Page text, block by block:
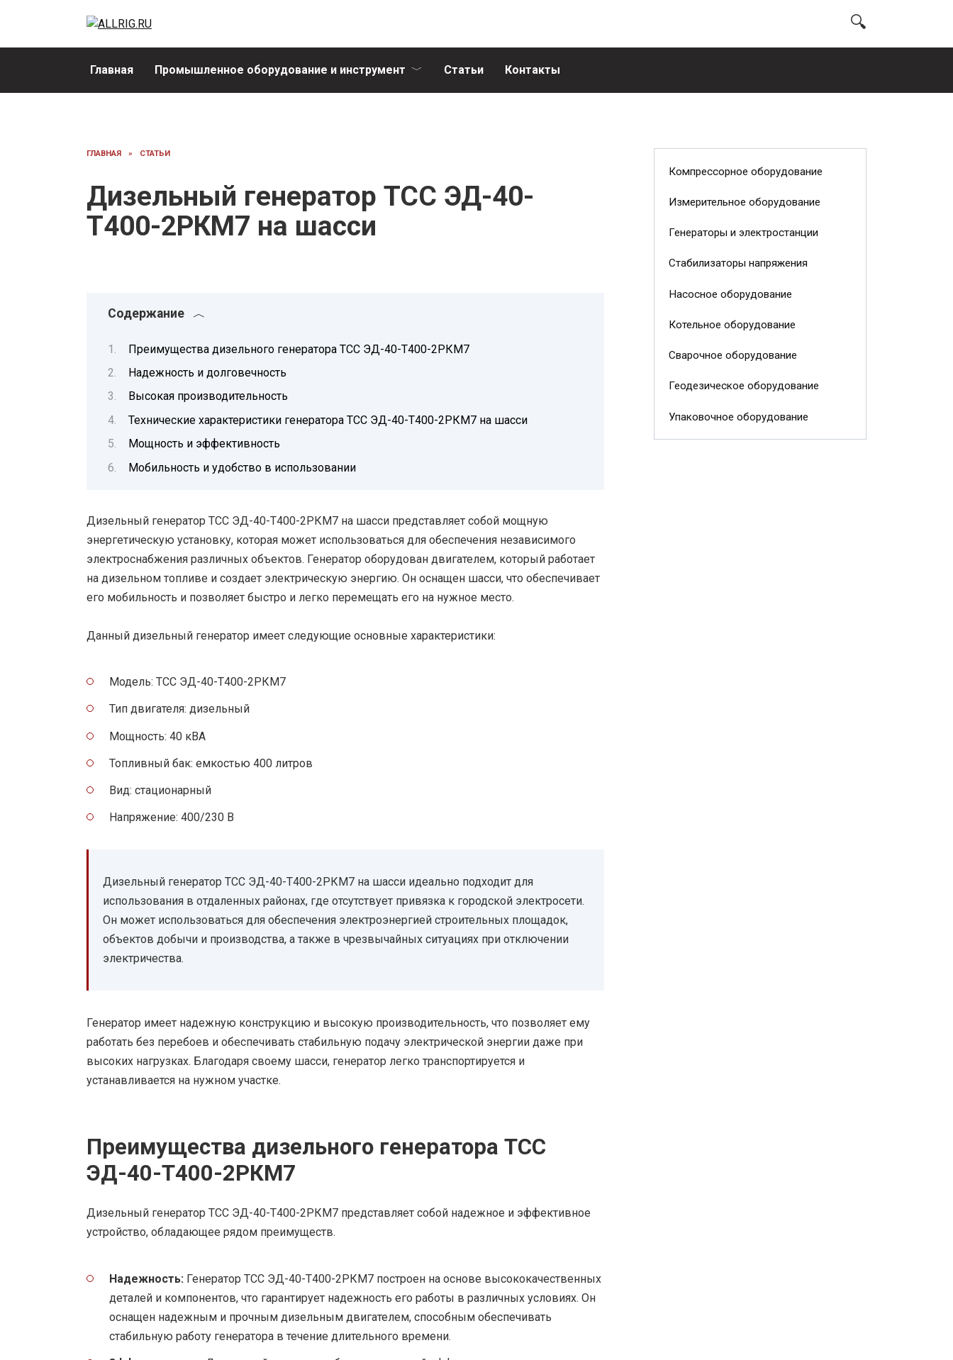
Главная Промышленное оборудование и инструмент Статьи Контакты
ГЛАВНАЯ » СТАТЬИ
Дизельный генератор ТСС ЭД-40-
Т400-2РКМ7 на шасси
Содержание
Преимущества дизельного генератора ТСС ЭД-40-Т400-2РКМ7
Надежность и долговечность
Высокая производительность
Технические характеристики генератора ТСС ЭД-40-Т400-2РКМ7 на шасси
Мощность и эффективность
Мобильность и удобство в использовании
Дизельный генератор ТСС ЭД-40-Т400-2РКМ7 на шасси представляет собой мощную
энергетическую установку, которая может использоваться для обеспечения независимого
электроснабжения различных объектов. Генератор оборудован двигателем, который работает
на дизельном топливе и создает электрическую энергию. Он оснащен шасси, что обеспечивает
его мобильность и позволяет быстро и легко перемещать его на нужное место.
Данный дизельный генератор имеет следующие основные характеристики:
Модель: ТСС ЭД-40-Т400-2РКМ7
Тип двигателя: дизельный
Мощность: 40 кВА
Топливный бак: емкостью 400 литров
Вид: стационарный
Напряжение: 400/230 В
Дизельный генератор ТСС ЭД-40-Т400-2РКМ7 на шасси идеально подходит для
использования в отдаленных районах, где отсутствует привязка к городской электросети.
Он может использоваться для обеспечения электроэнергией строительных площадок,
объектов добычи и производства, а также в чрезвычайных ситуациях при отключении
электричества.
Генератор имеет надежную конструкцию и высокую производительность, что позволяет ему
работать без перебоев и обеспечивать стабильную подачу электрической энергии даже при
высоких нагрузках. Благодаря своему шасси, генератор легко транспортируется и
устанавливается на нужном участке.
Преимущества дизельного генератора ТСС
ЭД-40-Т400-2РКМ7
Дизельный генератор ТСС ЭД-40-Т400-2РКМ7 представляет собой надежное и эффективное
устройство, обладающее рядом преимуществ.
Надежность: Генератор ТСС ЭД-40-Т400-2РКМ7 построен на основе высококачественных
деталей и компонентов, что гарантирует надежность его работы в различных условиях. Он
оснащен надежным и прочным дизельным двигателем, способным обеспечивать
стабильную работу генератора в течение длительного времени.
Компрессорное оборудование
Измерительное оборудование
Генераторы и электростанции
Стабилизаторы напряжения
Насосное оборудование
Котельное оборудование
Сварочное оборудование
Геодезическое оборудование
Упаковочное оборудование